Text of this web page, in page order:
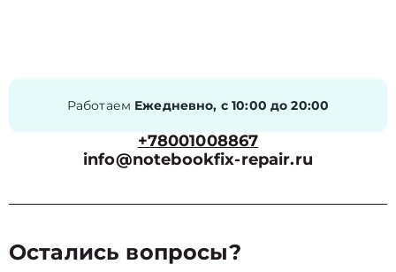
Работаем Ежедневно, с 10:00 до 20:00
+78001008867
info@notebookfix-repair.ru
Остались вопросы?